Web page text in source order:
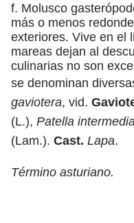
f. Molusco
más o menos
exteriores. Vive en el
mareas dejan al
culinarias no son
se denominan
gaviotera, vid.
(L.), Patella intermedia
(Lam.). Cast. Lapa.
Término asturiano.